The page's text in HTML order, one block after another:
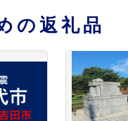
の返礼品